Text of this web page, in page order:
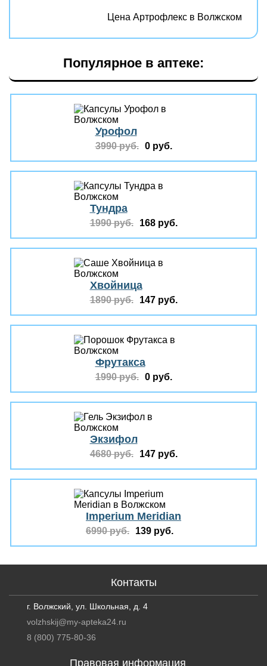
Цена Артрофлекс в Волжском
Популярное в аптеке:
Урофол
3990 руб. 0 руб.
Тундра
1990 руб. 168 руб.
Хвойница
1890 руб. 147 руб.
Фрутакса
1990 руб. 0 руб.
Экзифол
4680 руб. 147 руб.
Imperium Meridian
6990 руб. 139 руб.
Правовая информация
Контакты
г. Волжский, ул. Школьная, д. 4
volzhskij@my-apteka24.ru
8 (800) 775-80-36